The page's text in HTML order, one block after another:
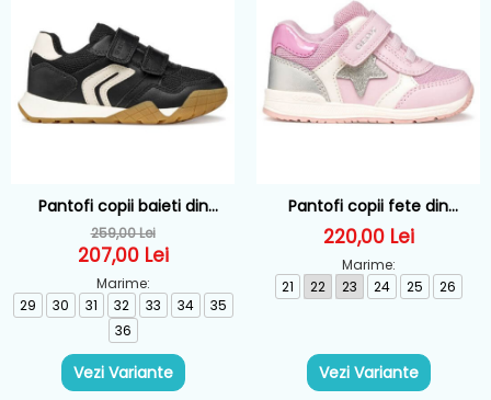
Pantofi copii baieti din
material sintetic si textil
Geox, Negru - J56NEA-
0BC14-C9B1M
259,00 Lei
207,00 Lei
Marime:
29
30 31 32 33 34
35
36
Vezi Variante
Pantofi copii fete din
material textil Geox, Roz -
B560LA-0BCEW-C0514
220,00 Lei
Marime:
21
22 23 24 25 26
Vezi Variante